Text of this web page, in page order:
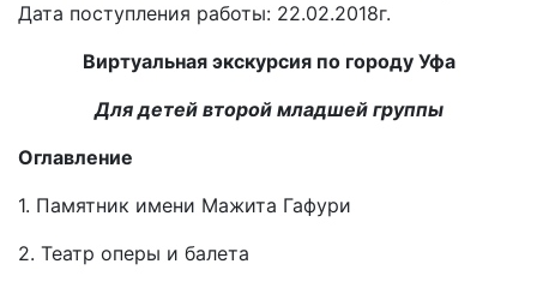
Дата поступления работы: 22.02.2018г.
Виртуальная экскурсия по городу Уфа
Для детей второй младшей группы
Оглавление
1. Памятник имени Мажита Гафури
2. Театр оперы и балета